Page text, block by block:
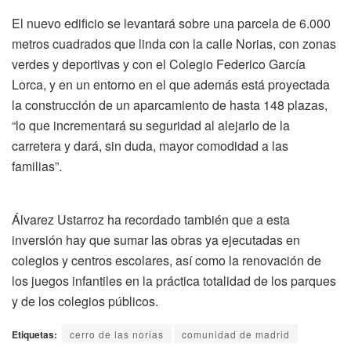
El nuevo edificio se levantará sobre una parcela de 6.000
metros cuadrados que linda con la calle Norias, con zonas
verdes y deportivas y con el Colegio Federico García
Lorca, y en un entorno en el que además está proyectada
la construcción de un aparcamiento de hasta 148 plazas,
“lo que incrementará su seguridad al alejarlo de la
carretera y dará, sin duda, mayor comodidad a las
familias”.
Álvarez Ustarroz ha recordado también que a esta
inversión hay que sumar las obras ya ejecutadas en
colegios y centros escolares, así como la renovación de
los juegos infantiles en la práctica totalidad de los parques
y de los colegios públicos.
Etiquetas: cerro de las norias
comunidad de madrid